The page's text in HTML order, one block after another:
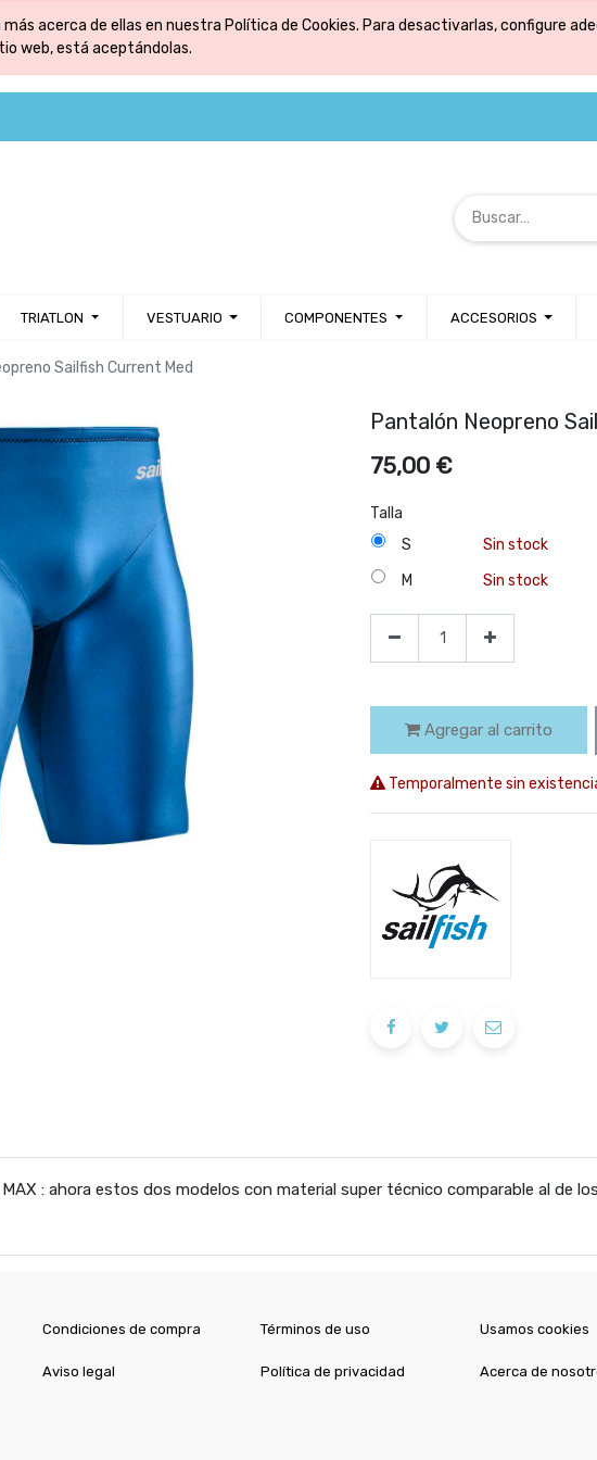
acerca de ellas en nuestra Política de Cookies. Para desactivarlas, configure
web, está aceptándolas.
TRIATLON VESTUARIO COMPONENTES ACCESORIOS
Sailfish Current Med
Pantalón Neopreno
75,00 €
Talla
S
Sin stock
M
Sin stock
Agregar al carrito
Temporalmente sin
MAX : ahora estos dos modelos con material super técnico comparable al de
Condiciones de compra
Aviso legal
Términos de uso
Política de privacidad
Usamos cookies
Acerca de